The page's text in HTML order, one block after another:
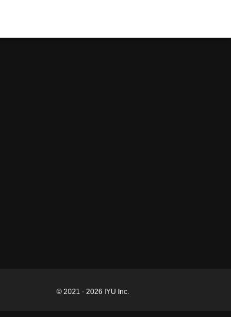
© 2021 - 2026 IYU Inc.